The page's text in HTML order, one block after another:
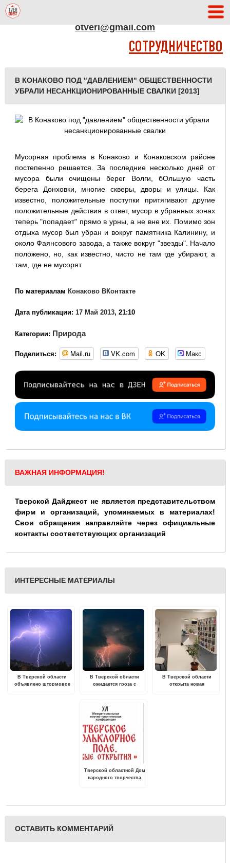
otveri@gmail.com
СОТРУДНИЧЕСТВО
В КОНАКОВО ПОД "ДАВЛЕНИЕМ" ОБЩЕСТВЕННОСТИ
УБРАЛИ НЕСАНКЦИОНИРОВАННЫЕ СВАЛКИ [2013]
Мусорная проблема в Конаково и Конаковском районе
постепенно решается. За последние несколько дней от
мусора были очищены берег Волги, бОльшую часть
берега Донховки, многие скверы, дворы и улицы. Как
известно, положительные поступки притягивают другие
положительные действия в ответ, мусор в убранных зонах
теперь "попадает" прямо в урны, а не вне их. Помимо зон
отдыха мусор был убран и вокруг памятника Калинину, и
около Фаянсового завода, а также вокруг "звезды". Начало
положено, но, как известно, чисто не там где убирают, а
там, где не мусорят.
По материалам Конаково ВКонтакте
Дата публикации: 17 Май 2013, 21:10
Категории: Природа
Поделиться: Mail.ru VK.com OK Макс
ВАЖНАЯ ИНФОРМАЦИЯ!
Тверской Дайджест не является представительством
фирм и организаций, упоминаемых в материалах!
Свои обращения направляйте через официальные
контакты соответствующих организаций
ИНТЕРЕСНЫЕ МАТЕРИАЛЫ
В Тверской области
объявлено штормовое
В Тверской области
ожидается гроза с
В Тверской области
открыта новая
Тверской областной Дом
народного творчества
фольклорное поле.
ОСТАВИТЬ КОММЕНТАРИЙ